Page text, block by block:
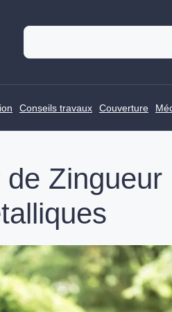
Rechercher
Conseils travaux Couverture
de